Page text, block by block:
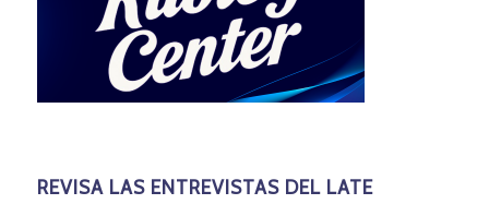
REVISA LAS ENTREVISTAS DEL LATE